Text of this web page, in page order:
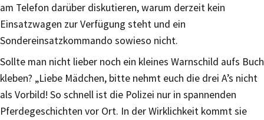
am Telefon darüber diskutieren, warum derzeit kein
Einsatzwagen zur Verfügung steht und ein
Sondereinsatzkommando sowieso nicht.
Sollte man nicht lieber noch ein kleines Warnschild aufs Buch
kleben? „Liebe Mädchen, bitte nehmt euch die drei A’s nicht
als Vorbild! So schnell ist die Polizei nur in spannenden
Pferdegeschichten vor Ort. In der Wirklichkeit kommt sie